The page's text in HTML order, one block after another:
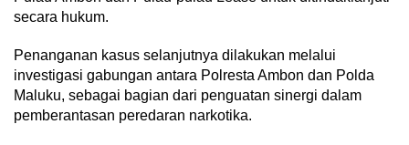
secara hukum.
Penanganan kasus selanjutnya dilakukan melalui
investigasi gabungan antara Polresta Ambon dan Polda
Maluku, sebagai bagian dari penguatan sinergi dalam
pemberantasan peredaran narkotika.